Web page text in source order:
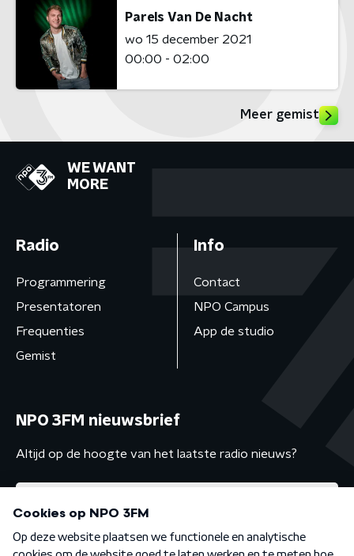
Parels Van De Nacht
wo 15 december 2021
00:00 - 02:00
Meer gemist
WE WANT
MORE
Radio
Programmering
Presentatoren
Frequenties
Gemist
Info
Contact
NPO Campus
App de studio
NPO 3FM nieuwsbrief
Altijd op de hoogte van het laatste radio nieuws?